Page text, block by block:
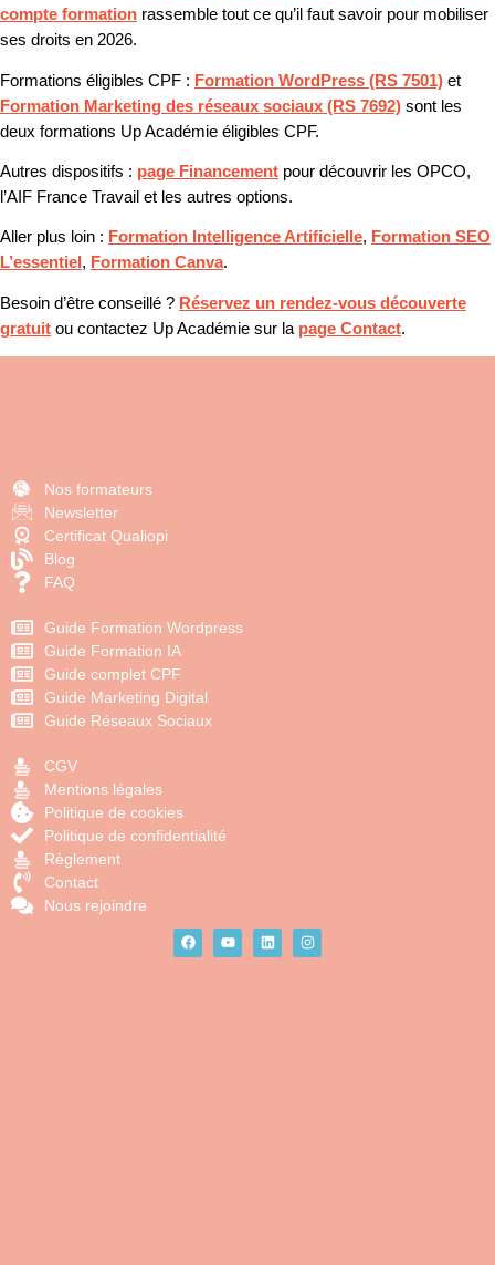
compte formation rassemble tout ce qu’il faut savoir pour mobiliser
ses droits en 2026.
Formations éligibles CPF : Formation WordPress (RS 7501) et
Formation Marketing des réseaux sociaux (RS 7692) sont les
deux formations Up Académie éligibles CPF.
Autres dispositifs : page Financement pour découvrir les OPCO,
l’AIF France Travail et les autres options.
Aller plus loin : Formation Intelligence Artificielle, Formation SEO
L’essentiel , Formation Canva.
Besoin d’être conseillé ? Réservez un rendez-vous découverte
gratuit ou contactez Up Académie sur la page Contact.
Nos formateurs
Newsletter
Certificat Qualiopi
Blog
FAQ
Guide Formation Wordpress
Guide Formation IA
Guide complet CPF
Guide Marketing Digital
Guide Réseaux Sociaux
CGV
Mentions légales
Politique de cookies
Politique de confidentialité
Règlement
Contact
Nous rejoindre